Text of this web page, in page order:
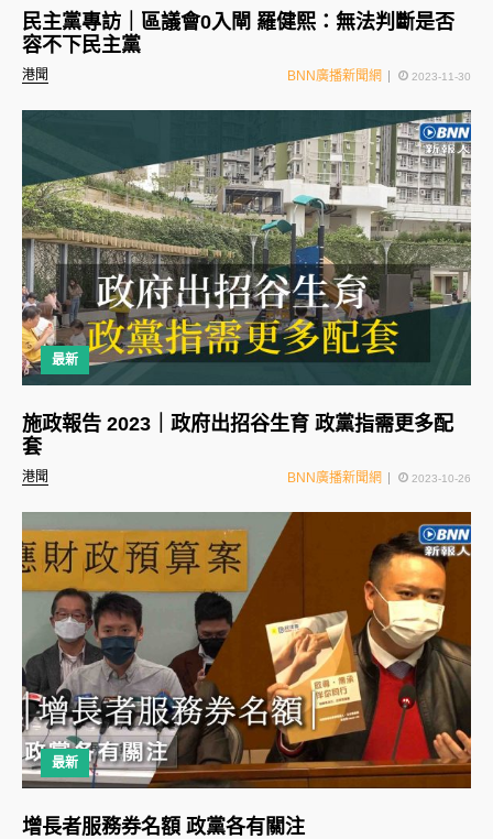
港聞
民主黨專訪｜區議會0入閘 羅健熙：無法判斷是否
容不下民主黨
BNN廣播新聞網 2023-11-30
最新
港聞
施政報告 2023｜政府出招谷生育 政黨指需更多配
套
BNN廣播新聞網 2023-10-26
最新
增長者服務券名額 政黨各有關注